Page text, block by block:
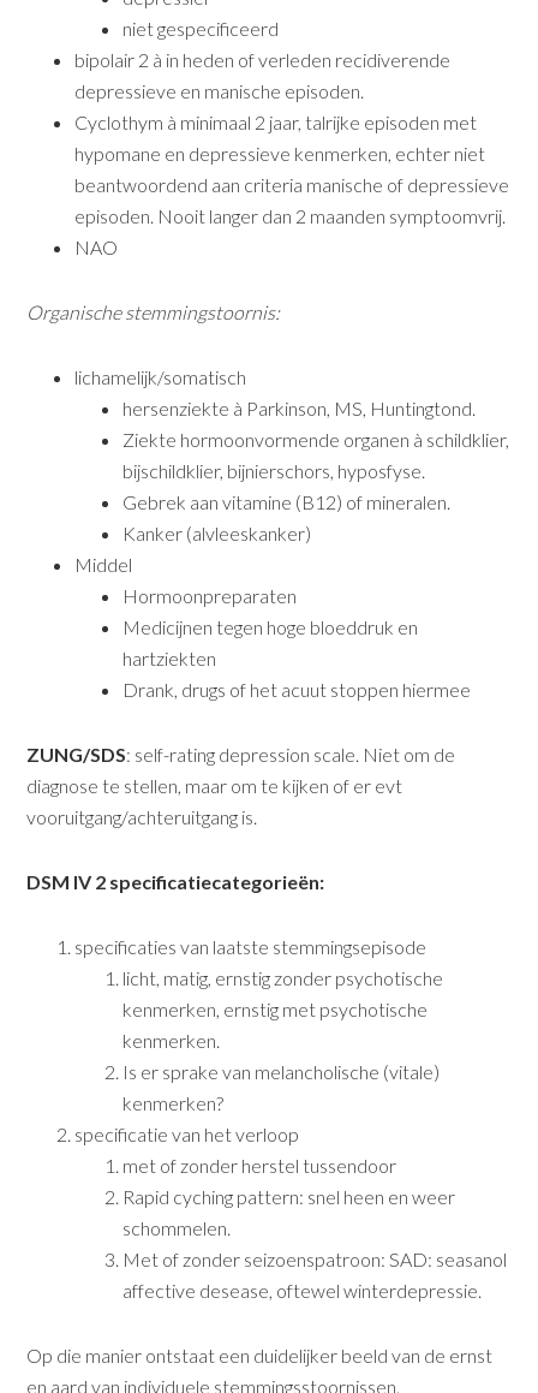
niet gespecificeerd
bipolair 2 à in heden of verleden recidiverende
depressieve en manische episoden.
Cyclothym à minimaal 2 jaar, talrijke episoden met
hypomane en depressieve kenmerken, echter niet
beantwoordend aan criteria manische of depressieve
episoden. Nooit langer dan 2 maanden symptoomvrij.
NAO
Organische stemmingstoornis:
lichamelijk/somatisch
hersenziekte à Parkinson, MS, Huntingtond.
Ziekte hormoonvormende organen à schildklier,
bijschildklier, bijnierschors, hyposfyse.
Gebrek aan vitamine (B12) of mineralen.
Kanker (alvleeskanker)
Middel
Hormoonpreparaten
Medicijnen tegen hoge bloeddruk en
hartziekten
Drank, drugs of het acuut stoppen hiermee
ZUNG/SDS: self-rating depression scale. Niet om de
diagnose te stellen, maar om te kijken of er evt
vooruitgang/achteruitgang is.
DSM IV 2 specificatiecategorieën:
specificaties van laatste stemmingsepisode
licht, matig, ernstig zonder psychotische
kenmerken, ernstig met psychotische
kenmerken.
Is er sprake van melancholische (vitale)
kenmerken?
specificatie van het verloop
met of zonder herstel tussendoor
Rapid cyching pattern: snel heen en weer
schommelen.
Met of zonder seizoenspatroon: SAD: seasanol
affective desease, oftewel winterdepressie.
Op die manier ontstaat een duidelijker beeld van de ernst
en aard van individuele stemmingsstoornissen.